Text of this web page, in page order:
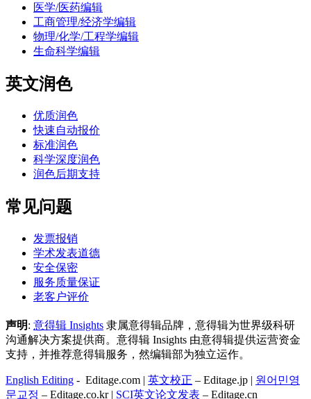
医学/医药编辑
工商管理/经济学编辑
物理/化学/工程学编辑
生命科学编辑
英文润色
优质润色
快速自动报价
标准润色
科学深度润色
润色后期支持
常见问题
发票报销
学术发表道德
安全保密
服务质量保证
老客户评价
声明: 意得辑 Insights 隶属意得辑品牌，意得辑为世界级科研
沟通解决方案提供商。意得辑 Insights 由意得辑提供运营资金
支持，并推荐意得辑服务，然编辑部为独立运作。
English Editing - Editage.com | 英文校正 – Editage.jp | 원어민영
문교정 – Editage.co.kr | SCI英文论文发表 – Editage.cn